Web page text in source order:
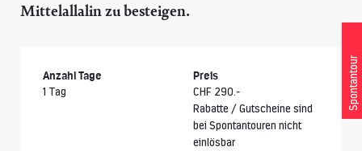
Mittelallalin zu besteigen.
Spontantour
Anzahl Tage
1 Tag
Preis
CHF 290.-
Rabatte / Gutscheine sind
bei Spontantouren nicht
einlösbar